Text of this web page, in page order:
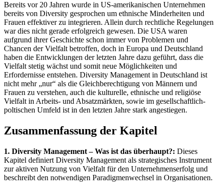
Bereits vor 20 Jahren wurde in US-amerikanischen Unternehmen
bereits von Diversity gesprochen um ethnische Minderheiten und
Frauen effektiver zu integrieren. Allein durch rechtliche Regelungen
war dies nicht gerade erfolgreich gewesen. Die USA waren
aufgrund ihrer Geschichte schon immer von Problemen und
Chancen der Vielfalt betroffen, doch in Europa und Deutschland
haben die Entwicklungen der letzten Jahre dazu geführt, dass die
Vielfalt stetig wächst und somit neue Möglichkeiten und
Erfordernisse entstehen. Diversity Management in Deutschland ist
nicht mehr „nur“ als die Gleichberechtigung von Männern und
Frauen zu verstehen, auch die kulturelle, ethnische und religiöse
Vielfalt in Arbeits- und Absatzmärkten, sowie im gesellschaftlich-
poltischen Umfeld ist in den letzten Jahre stark angestiegen.
Zusammenfassung der Kapitel
1. Diversity Management – Was ist das überhaupt?: Dieses
Kapitel definiert Diversity Management als strategisches Instrument
zur aktiven Nutzung von Vielfalt für den Unternehmenserfolg und
beschreibt den notwendigen Paradigmenwechsel in Organisationen.